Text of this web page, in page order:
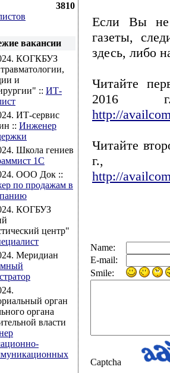
3810
вакансии
. КОГКБУЗ
и
:: ИТ-
. ИТ-сервис
:: Инженер
. Школа гениев
1С
. ООО Док ::
по продажам в
. КОГБУЗ
центр"
. Меридиан
.
орган
органа
власти
Если Вы не
газеты,
здесь, либо
Читайте
2016
http://
Читайте
г.,
http://
Name:
E-mail:
Smile:
Captcha